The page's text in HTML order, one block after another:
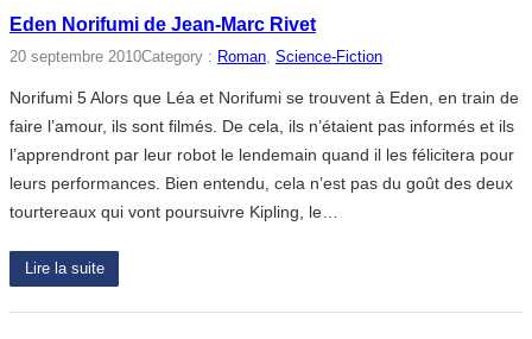
Eden Norifumi de Jean-Marc Rivet
20 septembre 2010Category : Roman, Science-Fiction
Norifumi 5 Alors que Léa et Norifumi se trouvent à Eden, en train de
faire l’amour, ils sont filmés. De cela, ils n’étaient pas informés et ils
l’apprendront par leur robot le lendemain quand il les félicitera pour
leurs performances. Bien entendu, cela n’est pas du goût des deux
tourtereaux qui vont poursuivre Kipling, le…
Lire la suite